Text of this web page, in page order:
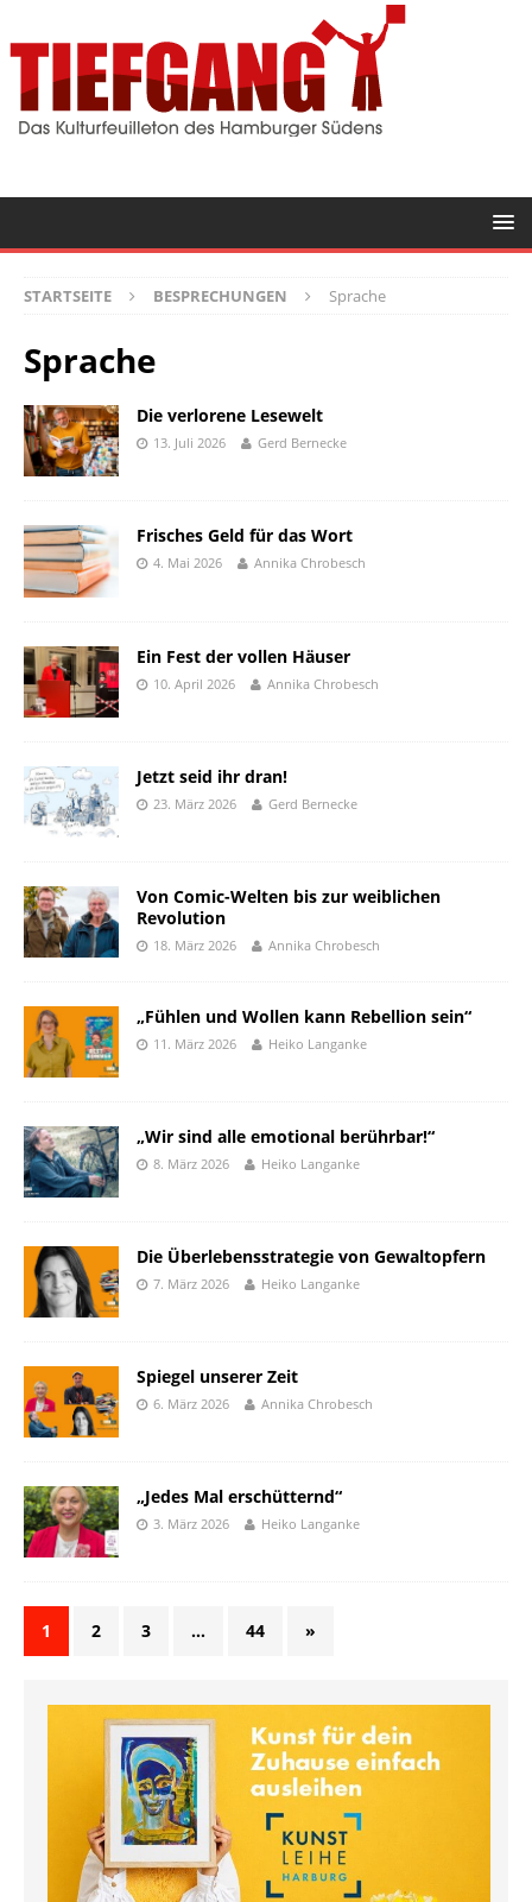
STARTSEITE BESPRECHUNGEN Sprache
Sprache
Die verlorene Lesewelt
13. Juli 2026 Gerd Bernecke
Frisches Geld für das Wort
4. Mai 2026 Annika Chrobesch
Ein Fest der vollen Häuser
10. April 2026 Annika Chrobesch
Jetzt seid ihr dran!
23. März 2026 Gerd Bernecke
Von Comic-Welten bis zur weiblichen
Revolution
18. März 2026 Annika Chrobesch
„Fühlen und Wollen kann Rebellion sein“
11. März 2026 Heiko Langanke
„Wir sind alle emotional berührbar!“
8. März 2026 Heiko Langanke
Die Überlebensstrategie von Gewaltopfern
7. März 2026 Heiko Langanke
Spiegel unserer Zeit
6. März 2026 Annika Chrobesch
„Jedes Mal erschütternd“
3. März 2026 Heiko Langanke
1 2 3 … 44 »